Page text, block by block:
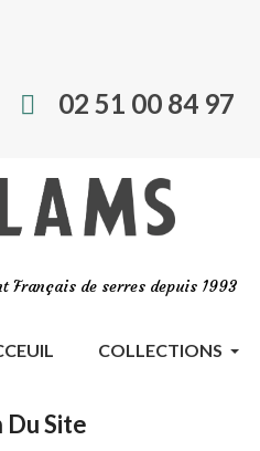
02 51 00 84 97
Français de serres depuis 1993
COLLECTIONS
Du Site